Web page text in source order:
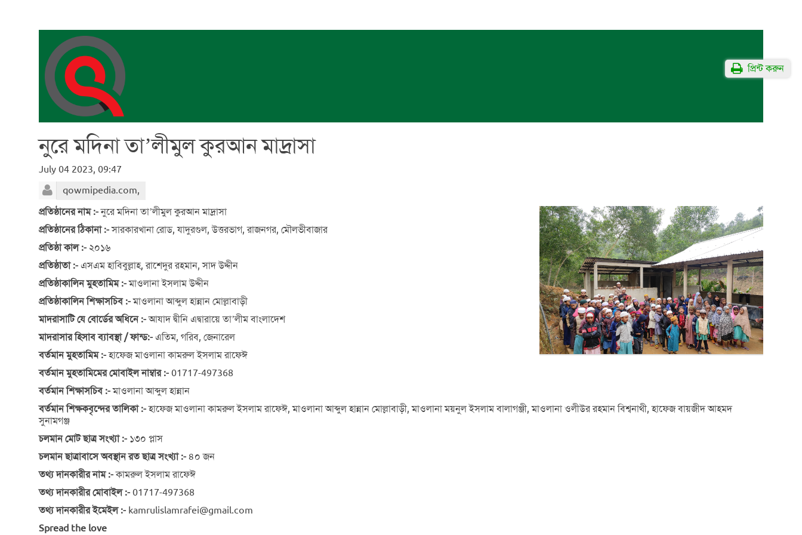
নুরে মদিনা তা’লীমুল কুরআন মাদ্রাসা
July 04 2023, 09:47
qowmipedia.com,
প্রতিষ্ঠানের নাম :-নুরে মদিনা তা’লীমুল কুরআন মাদ্রাসা
প্রতিষ্ঠানের ঠিকানা :-সারকারখানা রোড, যাদুরগুল, উত্তরভাগ, রাজনগর, মৌলভীবাজার
প্রতিষ্ঠা কাল :- ২০১৬
প্রতিষ্ঠাতা :- এসএম হাবিবুল্লাহ, রাশেদুর রহমান, সাদ উদ্দীন
প্রতিষ্ঠাকালিন মুহতামিম :-মাওলানা ইসলাম উদ্দীন
প্রতিষ্ঠাকালিন শিক্ষাসচিব :-মাওলানা আব্দুল হান্নান মোল্লাবাড়ী
মাদরাসাটি যে বোর্ডের অধিনে :-আযাদ দ্বীনি এদ্বারায়ে তা’লীম বাংলাদেশ
মাদরাসার হিসাব ব্যাবস্থা / ফান্ড:- এতিম, গরিব, জেনারেল
বর্তমান মুহতামিম :-হাফেজ মাওলানা কামরুল ইসলাম রাফেঈ
বর্তমান মুহতামিমের মোবাইল নাম্বার :- 01717-497368
বর্তমান শিক্ষাসচিব :-মাওলানা আব্দুল হান্নান
বর্তমান শিক্ষকবৃন্দের তালিকা :-হাফেজ মাওলানা কামরুল ইসলাম রাফেঈ, মাওলানা আব্দুল হান্নান মোল্লাবাড়ী, মাওলানা ময়নুল ইসলাম বালাগঞ্জী, মাওলানা ওলীউর রহমান বিশ্বনাথী, হাফেজ বায়জীদ আহমদ
সুনামগঞ্জ
চলমান মোট ছাত্র সংখ্যা :- ১৩০ প্লাস
চলমান ছাত্রাবাসে অবস্থান রত ছাত্র সংখ্যা :- ৪০ জন
তথ্য দানকারীর নাম :-কামরুল ইসলাম রাফেঈ
তথ্য দানকারীর মোবাইল :- 01717-497368
তথ্য দানকারীর ইমেইল :- kamrulislamrafei@gmail.com
Spread the love
প্রিন্ট করুন